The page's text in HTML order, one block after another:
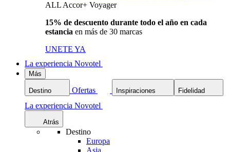
ALL Accor+ Voyager
15% de descuento durante todo el año en cada
estancia en más de 30 marcas
UNETE YA
La experiencia Novotel
Más
Destino Ofertas Inspiraciones Fidelidad
La experiencia Novotel
Atrás
Destino
Europa
Asia